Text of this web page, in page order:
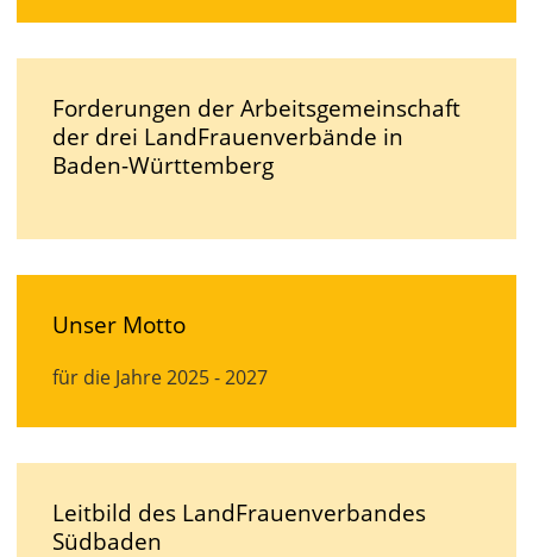
Forderungen der Arbeitsgemeinschaft
der drei LandFrauenverbände in
Baden-Württemberg
Unser Motto
für die Jahre 2025 - 2027
Leitbild des LandFrauenverbandes
Südbaden